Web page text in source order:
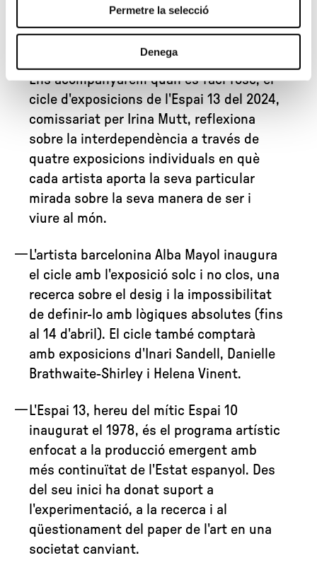
Permetre la selecció
Denega
d'exposicions d'aquesta temporada Ens
companyarem quan es faci fosc, i dóna el tret de
Ens acompanyarem quan es faci fosc, el
cicle d'exposicions de l'Espai 13 del 2024,
comissariat per Irina Mutt, reflexiona
sobre la interdependència a través de
quatre exposicions individuals en què
cada artista aporta la seva particular
mirada sobre la seva manera de ser i
viure al món.
L'artista barcelonina Alba Mayol inaugura
el cicle amb l'exposició solc i no clos, una
recerca sobre el desig i la impossibilitat
de definir-lo amb lògiques absolutes (fins
al 14 d'abril). El cicle també comptarà
amb exposicions d'Inari Sandell, Danielle
Brathwaite-Shirley i Helena Vinent.
L'Espai 13, hereu del mític Espai 10
inaugurat el 1978, és el programa artístic
enfocat a la producció emergent amb
més continuïtat de l'Estat espanyol. Des
del seu inici ha donat suport a
l'experimentació, a la recerca i al
qüestionament del paper de l'art en una
societat canviant.